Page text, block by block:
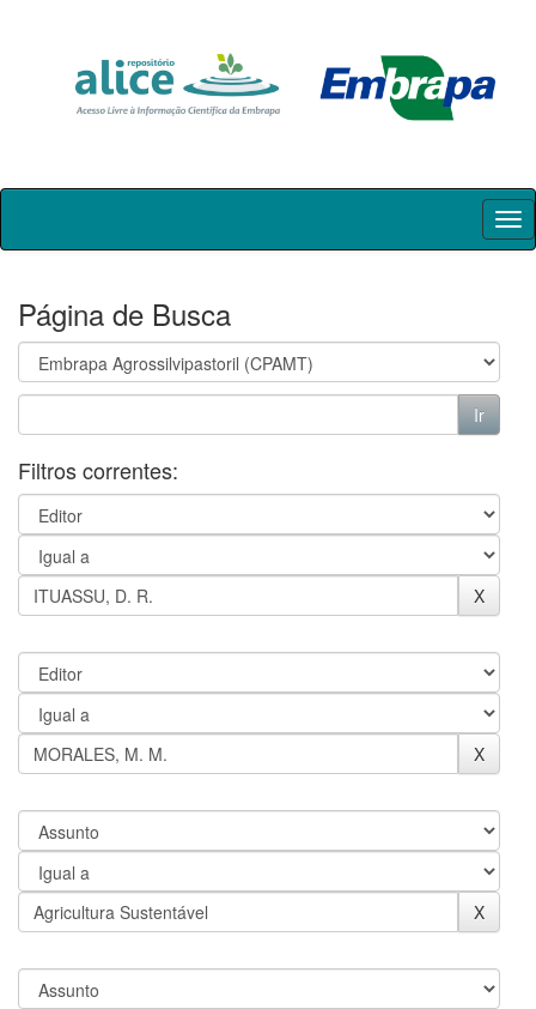
Skip
Página de Busca
Filtros correntes: